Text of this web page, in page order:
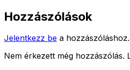
Hozzászólások
Jelentkezz be a hozzászóláshoz.
Nem érkezett még hozzászólás.